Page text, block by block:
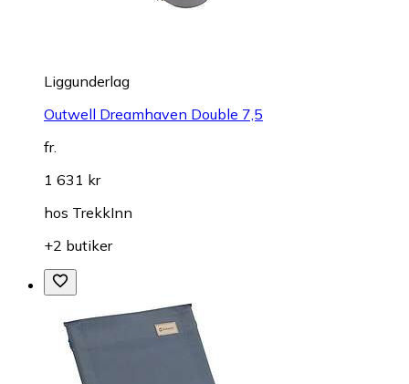
Liggunderlag
Outwell Dreamhaven Double 7,5
fr.
1 631 kr
hos TrekkInn
+2 butiker